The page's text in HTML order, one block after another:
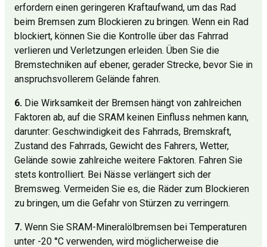
erfordern einen geringeren Kraftaufwand, um das Rad
beim Bremsen zum Blockieren zu bringen. Wenn ein Rad
blockiert, können Sie die Kontrolle über das Fahrrad
verlieren und Verletzungen erleiden. Üben Sie die
Bremstechniken auf ebener, gerader Strecke, bevor Sie in
anspruchsvollerem Gelände fahren.
6. Die Wirksamkeit der Bremsen hängt von zahlreichen
Faktoren ab, auf die SRAM keinen Einfluss nehmen kann,
darunter: Geschwindigkeit des Fahrrads, Bremskraft,
Zustand des Fahrrads, Gewicht des Fahrers, Wetter,
Gelände sowie zahlreiche weitere Faktoren. Fahren Sie
stets kontrolliert. Bei Nässe verlängert sich der
Bremsweg. Vermeiden Sie es, die Räder zum Blockieren
zu bringen, um die Gefahr von Stürzen zu verringern.
7. Wenn Sie SRAM-Mineralölbremsen bei Temperaturen
unter -20 °C verwenden, wird möglicherweise die